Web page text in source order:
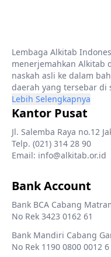
Lembaga Alkitab
menerjemahkan Alkitab
naskah asli ke dalam
daerah yang tersebar di
Lebih Selengkapnya
Kantor Pusat
Jl. Salemba Raya no.12
Telp. (021) 314 28 90
Email: info@alkitab.or.id
Bank Account
Bank BCA Cabang
No Rek 3423 0162 61
Bank Mandiri Cabang
No Rek 1190 0800 0012 6